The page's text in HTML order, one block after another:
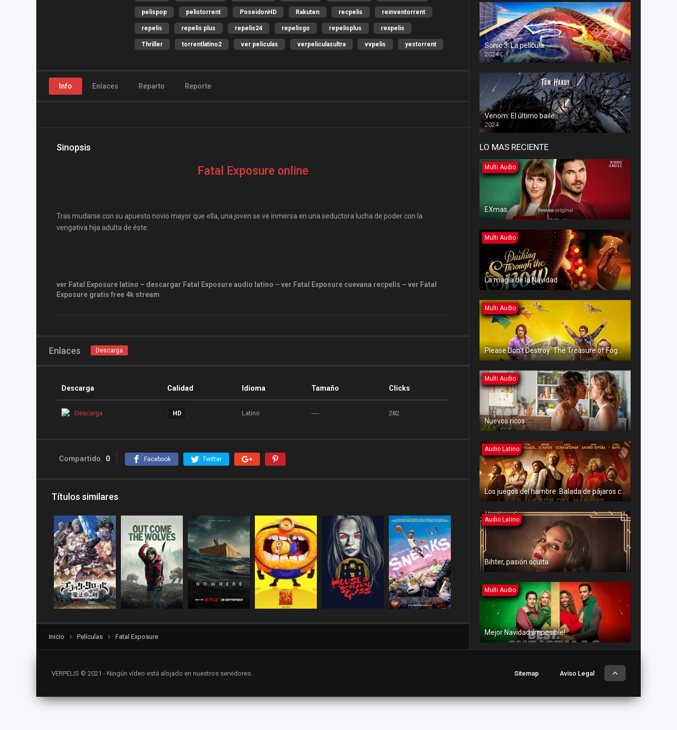
pelispop pelistorrent PoseidonHD Rakuten recpelis reinventorrent
repelis repelis plus repelis24 repelisgo repelisplus rexpelis
Thriller torrentlatino2 ver peliculas verpeliculasultra vvpelis yestorrent
Info Enlaces Reparto Reporte
Sinopsis
Fatal Exposure online
Tras mudarse con su apuesto novio mayor que ella, una joven se ve inmersa en una seductora lucha de poder con la
vengativa hija adulta de éste.
ver Fatal Exposure latino – descargar Fatal Exposure audio latino – ver Fatal Exposure cuevana recpelis – ver Fatal
Exposure gratis free 4k stream
Enlaces Descarga
Descarga Calidad Idioma Tamaño Clicks
Descarga HD Latino ---- 282
Compartido 0 Facebook Twitter
Títulos similares
Inicio Películas Fatal Exposure
Sonic 3: La película
2024
Venom: El último baile
2024
LO MAS RECIENTE
Multi Audio
EXmas
Multi Audio
La magia de la Navidad
Multi Audio
Please Don’t Destroy: The Treasure of Foggy Mountain
Multi Audio
Nuevos ricos
Audio Latino
Los juegos del hambre: Balada de pájaros cantores y serpientes
Audio Latino
Bihter, pasión oculta
Multi Audio
Mejor Navidad ¡Imposible!
Amor en aguas turbulentas
VERPELIS © 2021 - Ningún vídeo está alojado en nuestros servidores. Sitemap Aviso Legal